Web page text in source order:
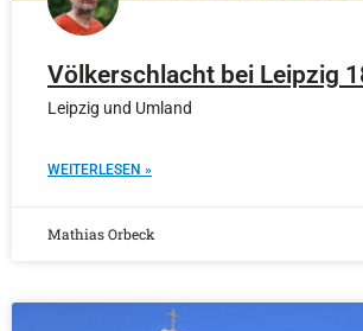
Völkerschlacht bei Leipzig
Leipzig und Umland
WEITERLESEN »
Mathias Orbeck